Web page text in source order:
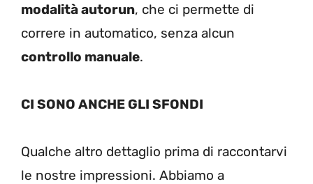
modalità autorun, che ci permette di
correre in automatico, senza alcun
controllo manuale.
CI SONO ANCHE GLI SFONDI
Qualche altro dettaglio prima di raccontarvi
le nostre impressioni. Abbiamo a